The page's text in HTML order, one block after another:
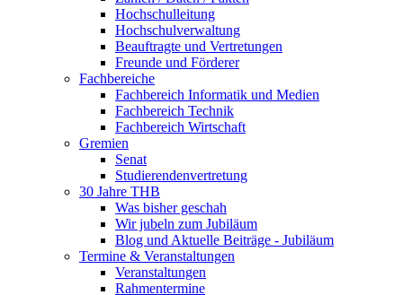
Hochschulleitung
Hochschulverwaltung
Beauftragte und Vertretungen
Freunde und Förderer
Fachbereiche
Fachbereich Informatik und Medien
Fachbereich Technik
Fachbereich Wirtschaft
Gremien
Senat
Studierendenvertretung
30 Jahre THB
Was bisher geschah
Wir jubeln zum Jubiläum
Blog und Aktuelle Beiträge - Jubiläum
Termine & Veranstaltungen
Veranstaltungen
Rahmentermine